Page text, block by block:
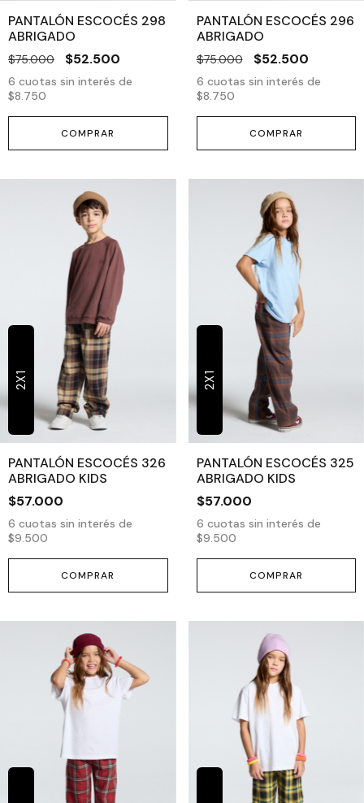
PANTALÓN ESCOCÉS 298
ABRIGADO
$75.000 $52.500
6 cuotas sin interés de
$8.750
COMPRAR
PANTALÓN ESCOCÉS 296
ABRIGADO
$75.000 $52.500
6 cuotas sin interés de
$8.750
COMPRAR
2X1
PANTALÓN ESCOCÉS 326
ABRIGADO KIDS
$57.000
6 cuotas sin interés de
$9.500
COMPRAR
2X1
PANTALÓN ESCOCÉS 325
ABRIGADO KIDS
$57.000
6 cuotas sin interés de
$9.500
COMPRAR